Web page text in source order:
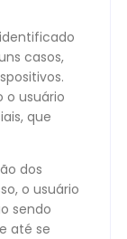
casos,
o usuário
que
dos
o usuário
sendo
até se